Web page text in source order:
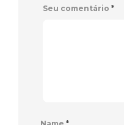
Seu comentário *